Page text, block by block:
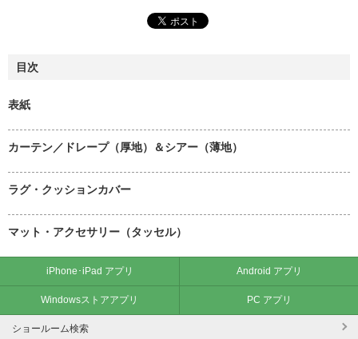
目次
表紙
カーテン／ドレープ（厚地）＆シアー（薄地）
ラグ・クッションカバー
マット・アクセサリー（タッセル）
iPhone･iPad アプリ Android アプリ
Windowsストアアプリ PC アプリ
ショールーム検索